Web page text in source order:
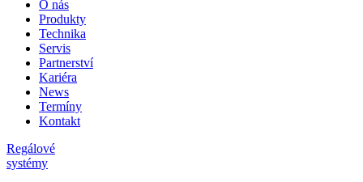
O nás
Produkty
Technika
Servis
Partnerství
Kariéra
News
Termíny
Kontakt
Regálové
systémy